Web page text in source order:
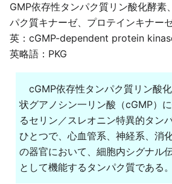
GMP依存性タンパク質リン酸化酵素
パク質キナーゼ、プロテインキナー
英：cGMP-dependent protein
英略語：PKG
cGMP依存性タンパク質リン酸
状グアノシン一リン酸（cGMP）
るセリン／スレオニン特異的タン
ひとつで、心血管系、神経系、消
の器官において、細胞内シグナル
として機能するタンパク質である。